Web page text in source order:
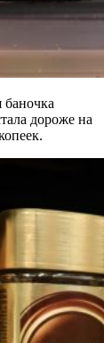
баночка
дороже на